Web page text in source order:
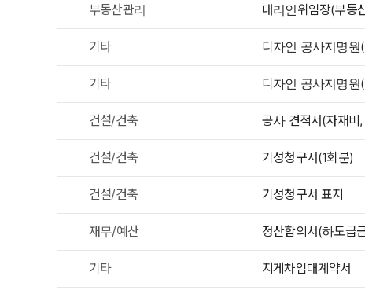
부동산관리 대리인위임장(부동
기타 디자인 공사지명원
기타 디자인 공사지명원
건설/건축 공사 견적서(자재비
건설/건축 기성청구서(1회분)
건설/건축 기성청구서 표지
재무/예산 정산합의서(하도급
기타 지게차임대계약서